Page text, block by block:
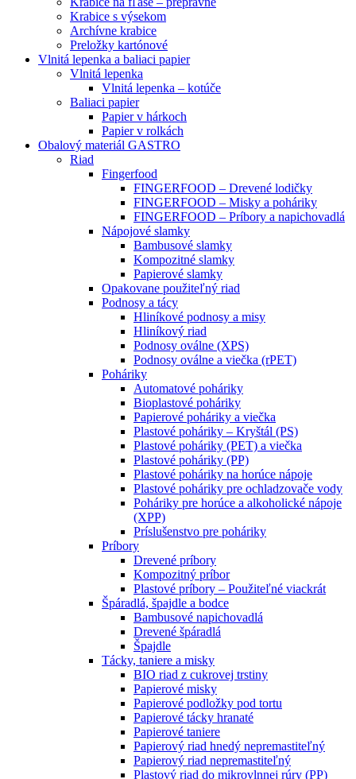
Krabice s výsekom
Archívne krabice
Preložky kartónové
Vlnitá lepenka a baliaci papier
Vlnitá lepenka
Vlnitá lepenka – kotúče
Baliaci papier
Papier v hárkoch
Papier v rolkách
Obalový materiál GASTRO
Riad
Fingerfood
FINGERFOOD – Drevené lodičky
FINGERFOOD – Misky a poháriky
FINGERFOOD – Príbory a napichovadlá
Nápojové slamky
Bambusové slamky
Kompozitné slamky
Papierové slamky
Opakovane použiteľný riad
Podnosy a tácy
Hliníkové podnosy a misy
Hliníkový riad
Podnosy oválne (XPS)
Podnosy oválne a viečka (rPET)
Poháriky
Automatové poháriky
Bioplastové poháriky
Papierové poháriky a viečka
Plastové poháriky – Kryštál (PS)
Plastové poháriky (PET) a viečka
Plastové poháriky (PP)
Plastové poháriky na horúce nápoje
Plastové poháriky pre ochladzovače vody
Poháriky pre horúce a alkoholické nápoje
(XPP)
Príslušenstvo pre poháriky
Príbory
Drevené príbory
Kompozitný príbor
Plastové príbory – Použiteľné viackrát
Špáradlá, špajdle a bodce
Bambusové napichovadlá
Drevené špáradlá
Špajdle
Tácky, taniere a misky
BIO riad z cukrovej trstiny
Papierové misky
Papierové podložky pod tortu
Papierové tácky hranaté
Papierové taniere
Papierový riad hnedý nepremastiteľný
Papierový riad nepremastiteľný
Plastový riad do mikrovlnnej rúry (PP)